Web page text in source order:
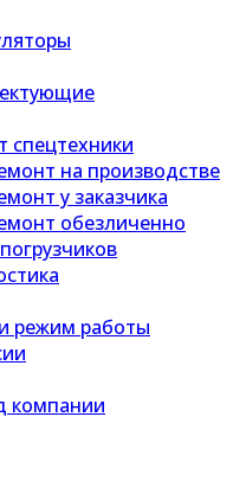
спецтехники
на производстве
у заказчика
обезличенно
режим работы
компании